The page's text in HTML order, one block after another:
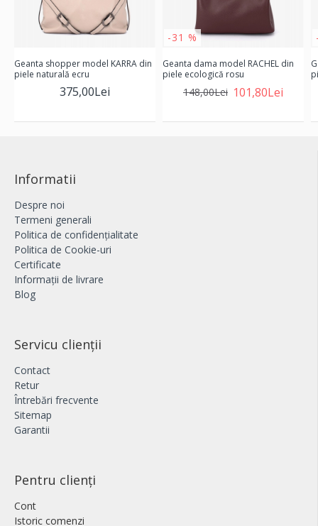
Geanta shopper model KARRA din
piele naturală ecru
375,00Lei
-31 %
Geanta dama model RACHEL din
piele ecologică rosu
101,80Lei
148,00Lei
Informatii
Despre noi
Termeni generali
Politica de confidențialitate
Politica de Cookie-uri
Certificate
Informații de livrare
Blog
Servicu clienții
Contact
Retur
Întrebări frecvente
Sitemap
Garantii
Pentru clienți
Cont
Istoric comenzi